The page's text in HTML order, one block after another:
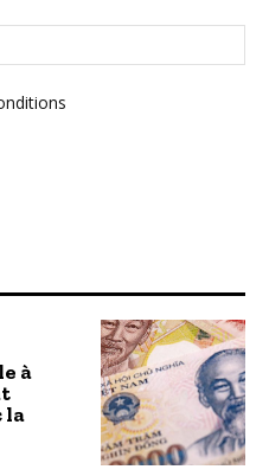
à
la